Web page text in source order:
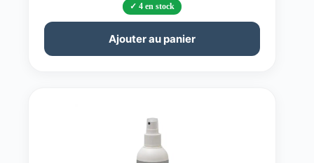
4 en stock
Ajouter au panier